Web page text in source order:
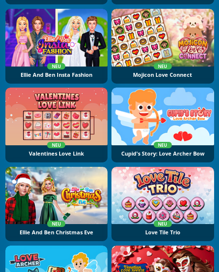
NEU
Ellie And Ben Insta Fashion
NEU
Mojicon Love Connect
NEU
Valentines Love Link
NEU
Cupid's Story: Love Archer Bow
NEU
Ellie And Ben Christmas Eve
NEU
Love Tile Trio